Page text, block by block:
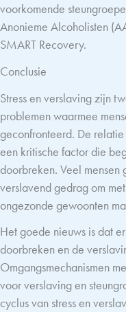
voorkomende
Anonieme Alcoholisten
SMART Recovery.
Conclusie
Stress en verslaving zijn
problemen waarmee
geconfronteerd. De
een kritische factor die
doorbreken. Veel
verslavend gedrag om
ongezonde gewoonten
Het goede nieuws is dat
doorbreken en de
Omgangsmechanismen
voor verslaving en
cyclus van stress en